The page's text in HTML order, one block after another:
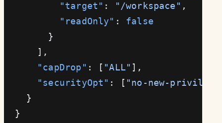
          "target"
: "/workspace" ,
          "readOnly"
: false
        }
      ],
      "capDrop"
: [ "ALL" ],
      "securityOpt"
: [ "no-new-
    }
  }